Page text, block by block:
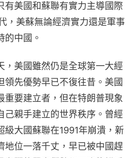
有美國和蘇聯有實力主導國際
，美蘇無論經濟實力還是軍事
的中國。
，美國雖然仍是全球第一大經
領先優勢早已不復往昔。美國
重要建立者，但在特朗普現象
己親手建立的世界秩序。曾經
級大國蘇聯在1991年崩潰，新
地位一落千丈，早已被中國趕